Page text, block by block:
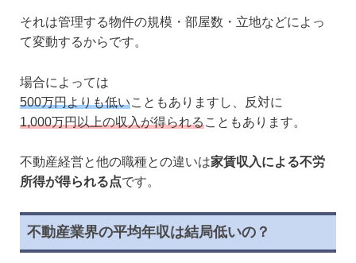
それは管理する物件の規模・部屋数・立地などによっ
て変動するからです。
場合によっては
500万円よりも低いこともありますし、反対に
1,000万円以上の収入が得られることもあります。
不動産経営と他の職種との違いは家賃収入による不労
所得が得られる点です。
不動産業界の平均年収は結局低いの？